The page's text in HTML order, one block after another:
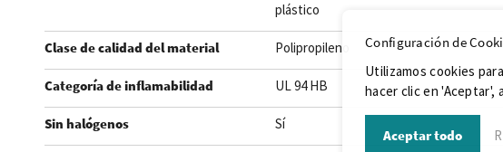
plástico
Clase de calidad del material Polipropileno
Categoría de inflamabilidad UL 94 HB
Sin halógenos Sí
Configuración de
Utilizamos cookies
hacer clic en 'Aceptar',
Aceptar todo